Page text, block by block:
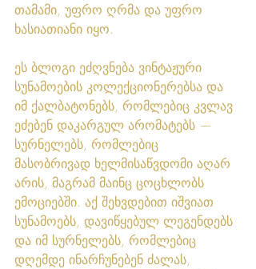
თამამი, უფრო ღრმა და უფრო
ხასიათიანი იყო.
ეს ბლოგი ეძღვნება ვინტაჟური
სუნამოების კოლექციონერებსა და
იმ ქალბატონებს, რომლებიც კვლავ
ეძებენ დაკარგულ არომატებს —
სურნელებს, რომლებიც
მასობრივად ხელმისაწვდომი აღარ
არის, მაგრამ მაინც ცოცხლობს
ემოციებში. აქ შეხვდებით იშვიათ
სუნამოებს, დავიწყებულ ლეგენდებს
და იმ სურნელებს, რომლებიც
დღემდე ინარჩუნებენ ძალას,